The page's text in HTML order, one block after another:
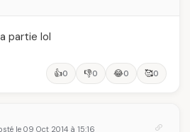
partie lol
👍0 👎0 😂0 🥰0
le 09 Oct 2014 à 15:16